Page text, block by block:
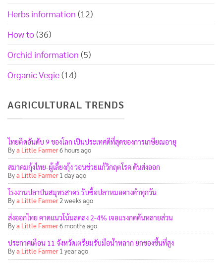
Herbs information (12)
How to(36)
Orchid information (5)
Organic Vegie(14)
AGRICULTURAL TRENDS
ไทยติดอันดับ 9 ของโลก เป็นประเทศดีที่สุดของการเกษียณอายุ
Bya Little Farmer6 hours ago
สมาคมกุ้งไทย-ผู้เลี้ยงกุ้ง วอนช่วยแก้วิกฤตโรค ดันส่งออก
Bya Little Farmer 1 day ago
โรงงานปลาป่นสมุทรสาคร รับซื้อปลาหมอคางดำทุกวัน
Bya Little Farmer2 weeks ago
ส่งออกไทย คาดแนวโน้มลดลง 2-4% เจอแรงกดดันหลายส่วน
Bya Little Farmer6 months ago
ประกาศเตือน 11 จังหวัดเตรียมรับมือน้ำหลาก ยกของขึ้นที่สูง
Bya Little Farmer 1 year ago